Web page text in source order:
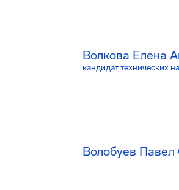
Волкова Елена
кандидат технических
Волобуев Павел